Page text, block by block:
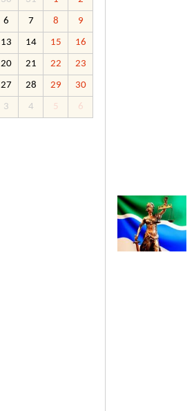
6 7 8 9
13 14 15 16
20 21 22 23
27 28 29 30
3 4 5 6